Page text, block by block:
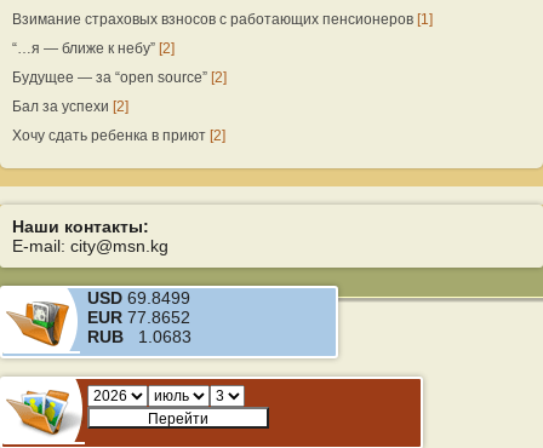
Взимание страховых взносов с работающих пенсионеров [1]
“…я — ближе к небу” [2]
Будущее — за “open source” [2]
Бал за успехи [2]
Хочу сдать ребенка в приют [2]
Наши контакты:
E-mail: city@msn.kg
USD 69.8499
EUR 77.8652
RUB 1.0683